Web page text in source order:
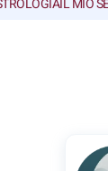
IL MIO